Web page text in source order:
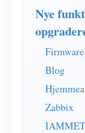
EV
Virtuel
butik
Nye
Blog
Zabbix